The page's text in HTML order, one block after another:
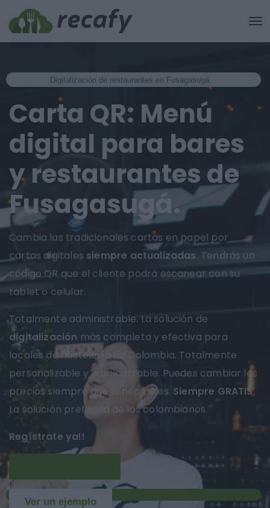
Digitalización de restaurantes en Fusagasugá.
Carta QR: Menú
digital para bares
y restaurantes de
Fusagasugá.
Cambia las tradicionales cartas en papel por
cartas digitales siempre actualizadas. Tendrás un
código QR que el cliente podrá escanear con su
tablet o celular.
Totalmente administrable. La solución de
digitalización más completa y efectiva para
locales de hostelería de Colombia. Totalmente
personalizable y administrable. Puedes cambiar los
precios siempre que lo necesites. Siempre GRATIS.
La solución preferida de los colombianos.
Regístrate ya!!
Ver un ejemplo